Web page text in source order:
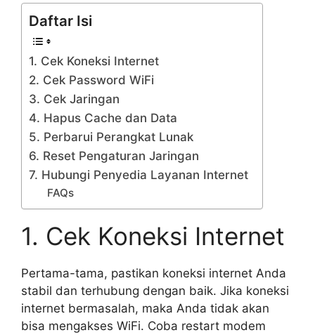
Daftar Isi
1. Cek Koneksi Internet
2. Cek Password WiFi
3. Cek Jaringan
4. Hapus Cache dan Data
5. Perbarui Perangkat Lunak
6. Reset Pengaturan Jaringan
7. Hubungi Penyedia Layanan Internet
FAQs
1. Cek Koneksi Internet
Pertama-tama, pastikan koneksi internet Anda
stabil dan terhubung dengan baik. Jika koneksi
internet bermasalah, maka Anda tidak akan
bisa mengakses WiFi. Coba restart modem